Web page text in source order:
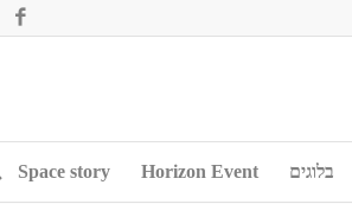
בלוגים Horizon Event
Space story